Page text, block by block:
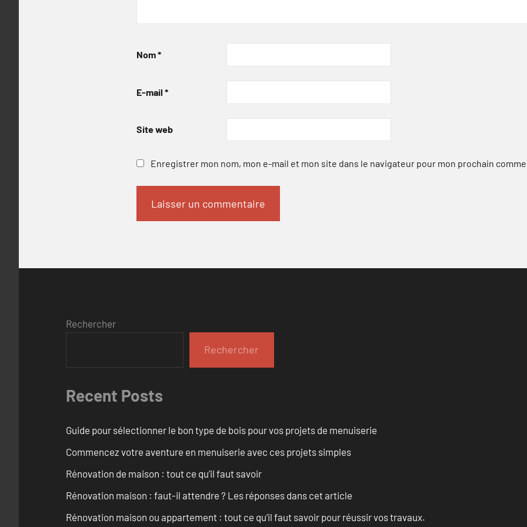
Nom*
E-mail *
Site web
Enregistrer mon nom, mon e-mail et mon site dans le navigateur pour mon prochain
Rechercher
Rechercher
Recent Posts
Guide pour sélectionner le bon type de bois pour vos projets de menuiserie
Commencez votre aventure en menuiserie avec ces projets simples
Rénovation de maison : tout ce qu’il faut savoir
Rénovation maison : faut-il attendre ? Les réponses dans cet article
Rénovation maison ou appartement : tout ce qu’il faut savoir pour réussir vos travaux.